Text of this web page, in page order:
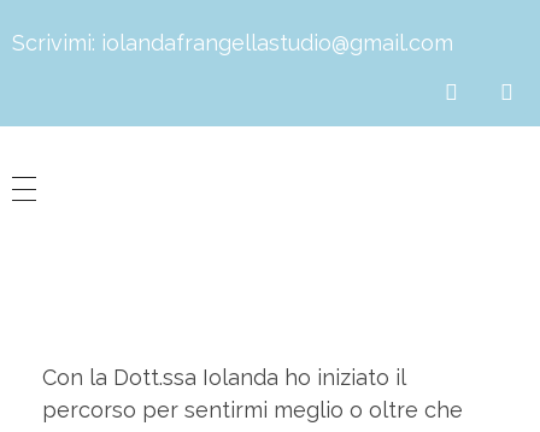
Scrivimi: iolandafrangellastudio@gmail.com
Con la Dott.ssa Iolanda ho iniziato il
percorso per sentirmi meglio o oltre che